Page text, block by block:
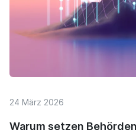
24 März 2026
Warum setzen